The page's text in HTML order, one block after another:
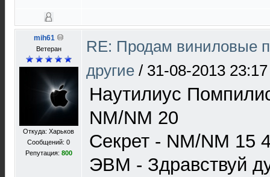
mih61
Ветеран
Откуда: Харьков
Сообщений: 0
Репутация: 800
RE: Продам виниловые
другие / 31-08-2013 23:17
Наутилиус
NM/NM 20
Секрет - NM/NM
ЭВМ - Здравствуй